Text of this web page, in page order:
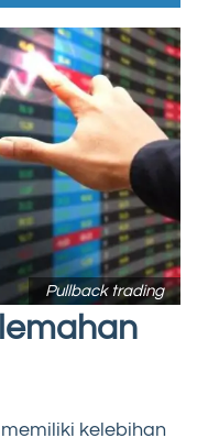
Pullback trading
kelebihan